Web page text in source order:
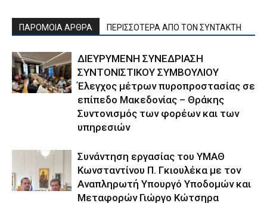
ΠΑΡΟΜΟΙΑ ΑΡΘΡΑ ΠΕΡΙΣΣΟΤΕΡΑ ΑΠΟ ΤΟΝ ΣΥΝΤΑΚΤΗ
ΔΙΕΥΡΥΜΕΝΗ ΣΥΝΕΔΡΙΑΣΗ
ΣΥΝΤΟΝΙΣΤΙΚΟΥ ΣΥΜΒΟΥΛΙΟΥ
Έλεγχος μέτρων πυροπροστασίας σε
επίπεδο Μακεδονίας – Θράκης
Συντονισμός των φορέων και των
υπηρεσιών
Συνάντηση εργασίας του ΥΜΑΘ
Κωνσταντίνου Π. Γκιουλέκα με τον
Αναπληρωτή Υπουργό Υποδομών και
Μεταφορών Γιώργο Κώτσηρα